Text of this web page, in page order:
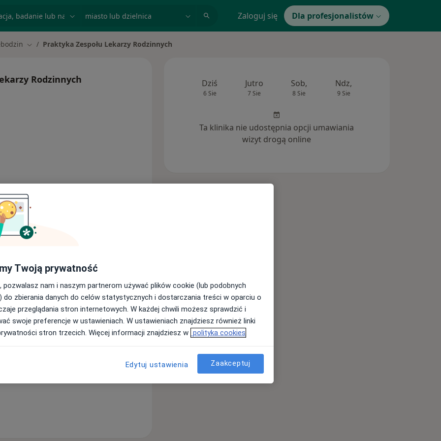
Zaloguj się Dla profesjonalistów
Zmień miasto
Praktyka Zespołu Lekarzy Rodzinnych
Rodzinnych
Szukaj innej specjalizacji
Dziś
6 Sie
Jutro
7 Sie
Sob,
8 Sie
Ndz,
9 Sie
Ta klinika nie udostępnia opcji umawiania
wizyt drogą online
Twoją prywatność
pozwalasz nam i naszym partnerom używać plików cookie (lub podobnych
do zbierania danych do celów statystycznych i dostarczania treści w oparciu o
przeglądania stron internetowych. W każdej chwili możesz sprawdzić i
swoje preferencje w ustawieniach. W ustawieniach znajdziesz również linki
stron trzecich. Więcej informacji znajdziesz w polityka cookies
Edytuj ustawienia Zaakceptuj